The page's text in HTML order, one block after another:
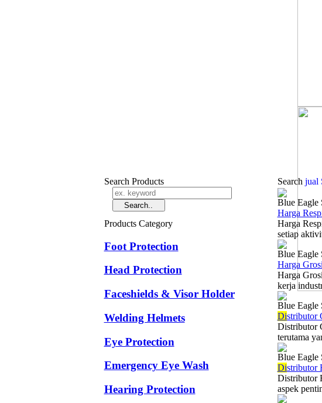
Search Products
Products Category
Foot Protection
Head Protection
Faceshields & Visor Holder
Welding Helmets
Eye Protection
Emergency Eye Wash
Hearing Protection
Search jual
Blue Eagle
Harga
Harga
setiap
Blue Eagle
Harga
Harga
kerja
Blue Eagle
Distributor
Distributor
terutama
Blue Eagle
Distributor
Distributor
aspek